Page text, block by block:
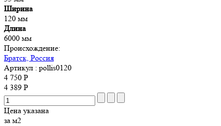
Ширина
120 мм
Длина
6000 мм
Происхождение:
Братск, Россия
Артикул : pollis0120
4 750 Р
4 389 Р
Цена указана
за м2